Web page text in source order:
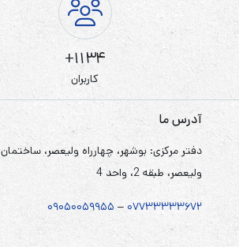
1134+
کاربران
آدرس ما
دفتر مرکزی: بوشهر، چهارراه ولیعصر، ساختمان
ولیعصر، طبقه 2، واحد 4
۰۷۷۳۳۳۳۳۶۷۲ – ۰۹۰۵۰۰۵۹۹۵۵